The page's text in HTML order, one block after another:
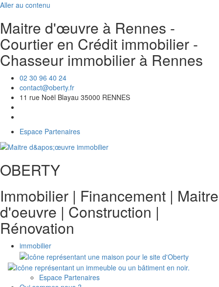
Aller au contenu
Maitre d'œuvre à Rennes -
Courtier en Crédit immobilier -
Chasseur immobilier à Rennes
02 30 96 40 24
contact@oberty.fr
11 rue Noël Blayau 35000 RENNES
Espace Partenaires
OBERTY
Immobilier | Financement | Maitre
d'oeuvre | Construction |
Rénovation
immobilier
Espace Partenaires